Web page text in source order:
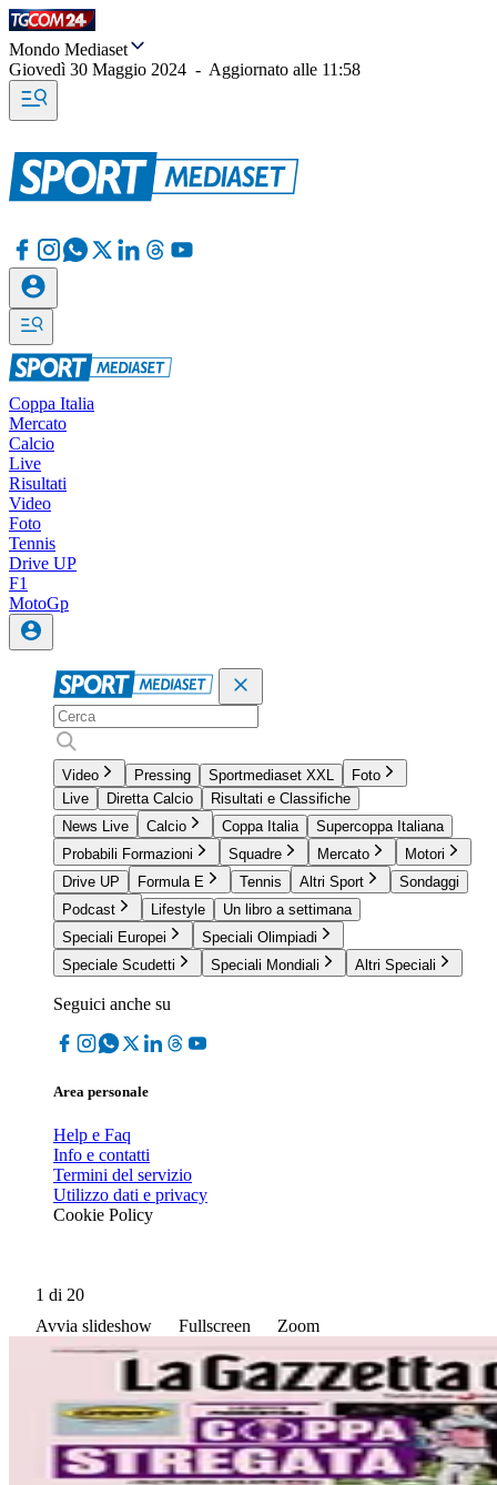
Mondo Mediaset
Giovedì 30 Maggio 2024 - Aggiornato alle 11:58
Coppa Italia
Mercato
Calcio
Live
Risultati
Video
Foto
Tennis
Drive UP
F1
MotoGp
Video Pressing Sportmediaset XXL
Foto
Live
Diretta Calcio
Risultati e Classifiche
News Live
Calcio Coppa Italia
Supercoppa Italiana
Probabili Formazioni
Squadre Mercato
Motori
Drive UP
Formula E Tennis Altri Sport
Sondaggi
Podcast
Lifestyle
Un libro a settimana
Speciali Europei
Speciali Olimpiadi
Speciale Scudetti
Speciali Mondiali Altri Speciali
Seguici anche su
Area personale
Help e Faq
Info e contatti
Termini del servizio
Utilizzo dati e privacy
Cookie Policy
1 di 20
Avvia slideshow
Fullscreen Zoom